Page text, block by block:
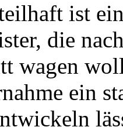
ist
die
wagen
ein